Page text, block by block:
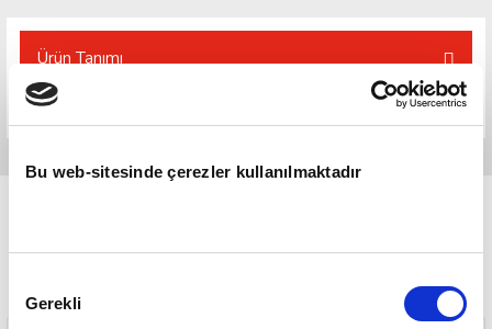
Bu web-sitesinde çerezler kullanılmaktadır
Seçimi
Gerekli
Ürün Tanımı